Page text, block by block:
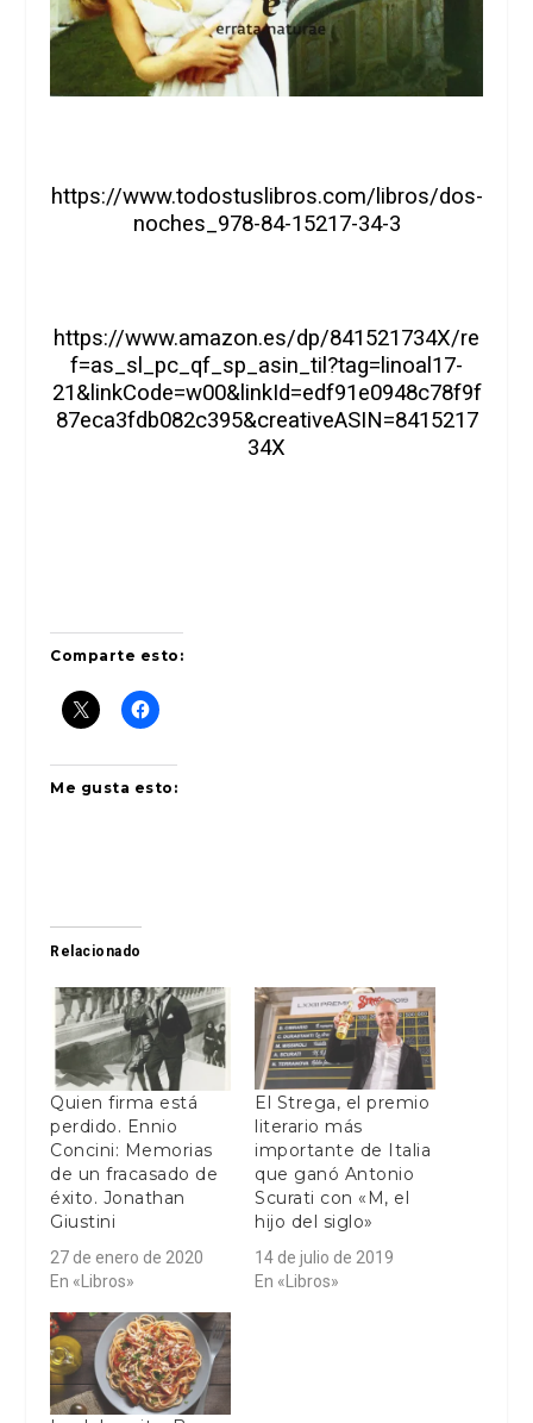
https://www.todostuslibros.com/libros/dos-
noches_978-84-15217-34-3
https://www.amazon.es/dp/841521734X/re
f=as_sl_pc_qf_sp_asin_til?tag=linoal17-
21&linkCode=w00&linkId=edf91e0948c78f9f
87eca3fdb082c395&creativeASIN=8415217
34X
Comparte esto:
Me gusta esto:
Relacionado
Quien firma está
perdido. Ennio
Concini: Memorias
de un fracasado de
éxito. Jonathan
Giustini
27 de enero de 2020
En «Libros»
El Strega, el premio
literario más
importante de Italia
que ganó Antonio
Scurati con «M, el
hijo del siglo»
14 de julio de 2019
En «Libros»